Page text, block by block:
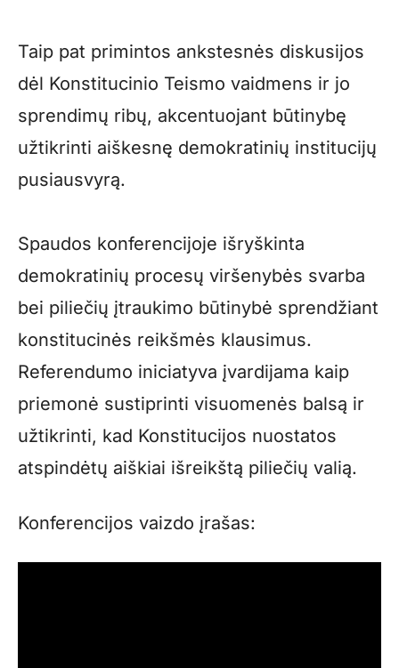
Taip pat primintos ankstesnės diskusijos
dėl Konstitucinio Teismo vaidmens ir jo
sprendimų ribų, akcentuojant būtinybę
užtikrinti aiškesnę demokratinių institucijų
pusiausvyrą.
Spaudos konferencijoje išryškinta
demokratinių procesų viršenybės svarba
bei piliečių įtraukimo būtinybė sprendžiant
konstitucinės reikšmės klausimus.
Referendumo iniciatyva įvardijama kaip
priemonė sustiprinti visuomenės balsą ir
užtikrinti, kad Konstitucijos nuostatos
atspindėtų aiškiai išreikštą piliečių valią.
Konferencijos vaizdo įrašas: